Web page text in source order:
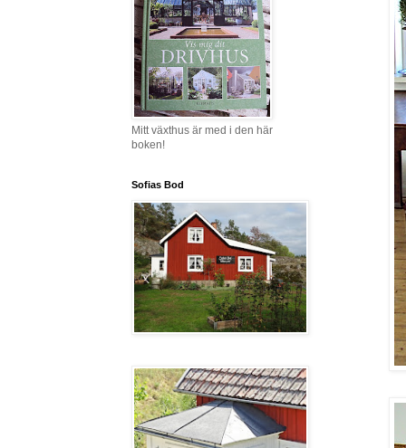
Mitt växthus är med i den här
boken!
Sofias Bod